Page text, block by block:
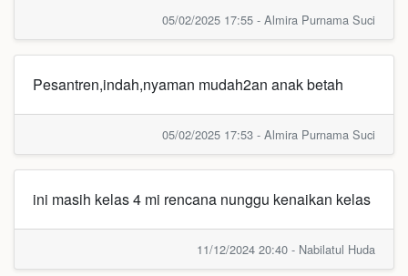
05/02/2025 17:55 - Almira Purnama Suci
Pesantren,indah,nyaman mudah2an anak betah
05/02/2025 17:53 - Almira Purnama Suci
ini masih kelas 4 mi rencana nunggu kenaikan kelas
11/12/2024 20:40 - Nabilatul Huda